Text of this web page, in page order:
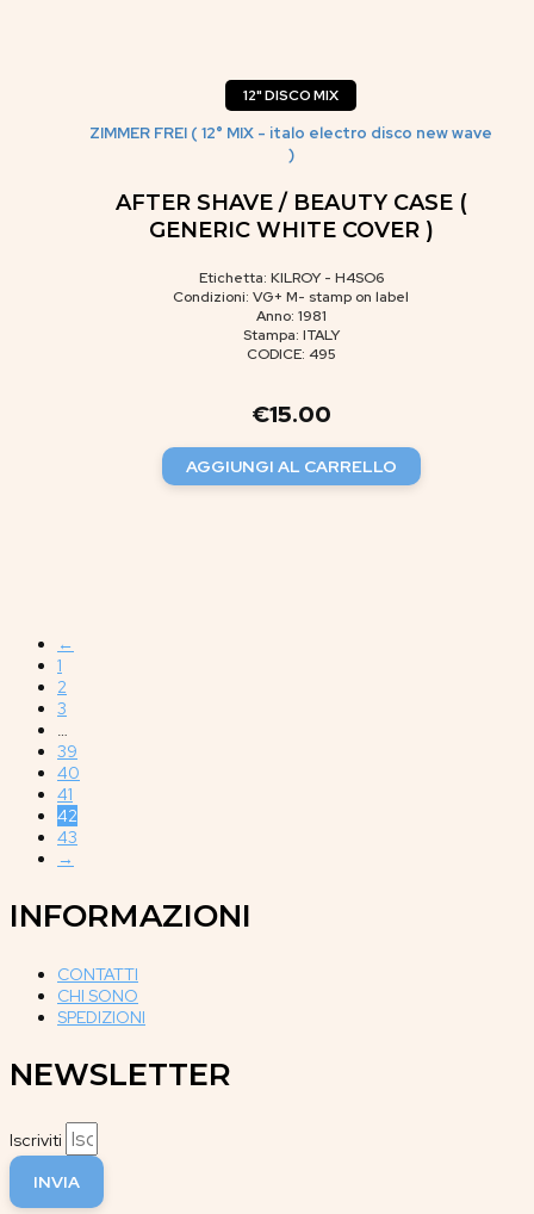
12" DISCO MIX
ZIMMER FREI ( 12° MIX - italo electro disco new wave
)
AFTER SHAVE / BEAUTY CASE (
GENERIC WHITE COVER )
Etichetta: KILROY - H4SO6
Condizioni: VG+ M- stamp on label
Anno: 1981
Stampa: ITALY
CODICE: 495
€15.00
AGGIUNGI AL CARRELLO
←
1
2
3
…
39
40
41
42
43
→
INFORMAZIONI
CONTATTI
CHI SONO
SPEDIZIONI
NEWSLETTER
Iscriviti
INVIA